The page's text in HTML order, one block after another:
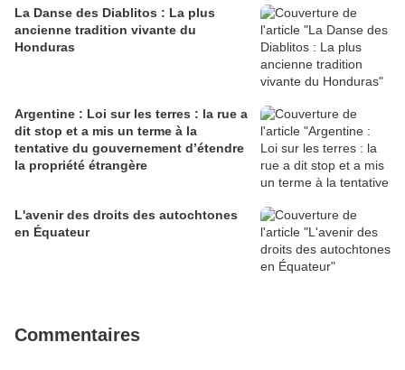
La Danse des Diablitos : La plus
ancienne tradition vivante du
Honduras
Argentine : Loi sur les terres : la rue a
dit stop et a mis un terme à la
tentative du gouvernement d’étendre
la propriété étrangère
L'avenir des droits des autochtones
en Équateur
Commentaires